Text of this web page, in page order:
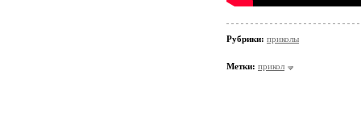
Рубрики: приколы
Метки: прикол